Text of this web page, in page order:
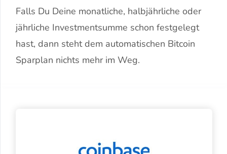
Falls Du Deine monatliche, halbjährliche oder
jährliche Investmentsumme schon festgelegt
hast, dann steht dem automatischen Bitcoin
Sparplan nichts mehr im Weg.